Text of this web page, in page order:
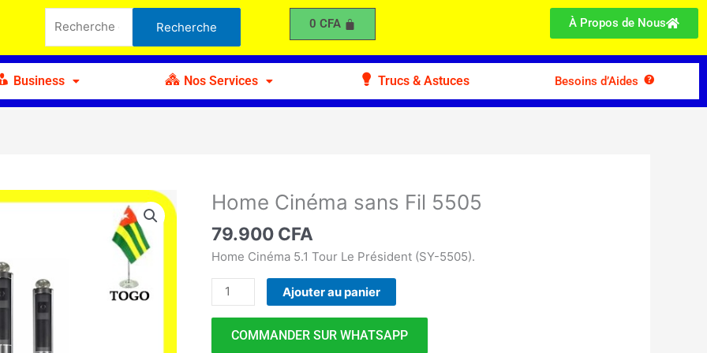
pour :
Recherche 0 CFA À Propos de Nous
Business Nos Services Trucs & Astuces Besoins d’Aides
Home Cinéma sans Fil 5505
79.900 CFA
Home Cinéma 5.1 Tour Le Président (SY-5505).
quantité
Home
Cinéma
Ajouter au panier
COMMANDER SUR WHATSAPP
5505